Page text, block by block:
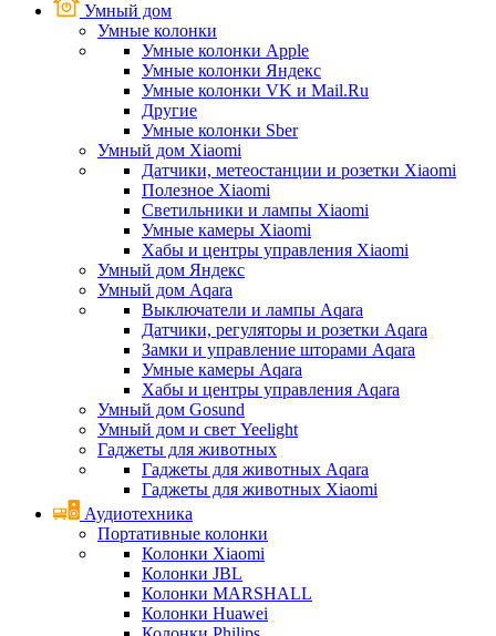
Умный дом
Умные колонки
Умные колонки Apple
Умные колонки Яндекс
Умные колонки VK и Mail.Ru
Другие
Умные колонки Sber
Умный дом Xiaomi
Датчики, метеостанции и розетки Xiaomi
Полезное Xiaomi
Светильники и лампы Xiaomi
Умные камеры Xiaomi
Хабы и центры управления Xiaomi
Умный дом Яндекс
Умный дом Aqara
Выключатели и лампы Aqara
Датчики, регуляторы и розетки Aqara
Замки и управление шторами Aqara
Умные камеры Aqara
Хабы и центры управления Aqara
Умный дом Gosund
Умный дом и свет Yeelight
Гаджеты для животных
Гаджеты для животных Aqara
Гаджеты для животных Xiaomi
Аудиотехника
Портативные колонки
Колонки Xiaomi
Колонки JBL
Колонки MARSHALL
Колонки Huawei